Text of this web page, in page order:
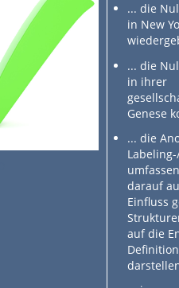
... die
in New
... die
in ihrer
Genese
... die
darauf
Einfluss
auf die